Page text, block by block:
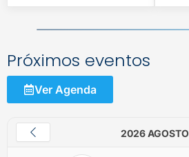
Próximos eventos
Ver Agenda
2026 AGOSTO